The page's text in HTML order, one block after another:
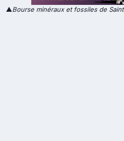
▲Bourse minéraux et fossiles de